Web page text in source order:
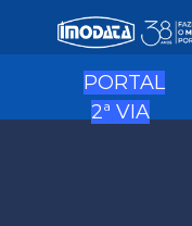
PORTAL
2ª VIA